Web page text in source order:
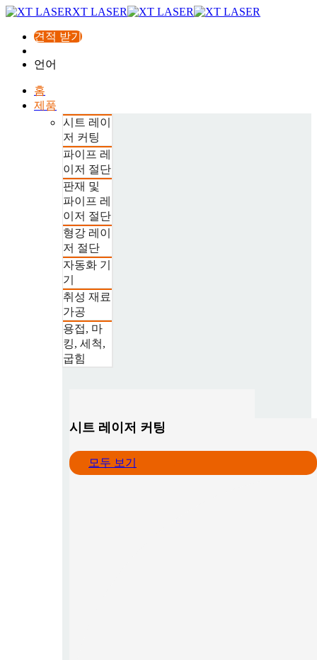
XT LASER
견적 받기
언어
홈
제품
시트 레이
저 커팅
파이프 레
이저 절단
판재 및
파이프 레
이저 절단
형강 레이
저 절단
자동화 기
기
취성 재료
가공
용접, 마
킹, 세척,
굽힘
시트 레이저 커팅
모두 보기